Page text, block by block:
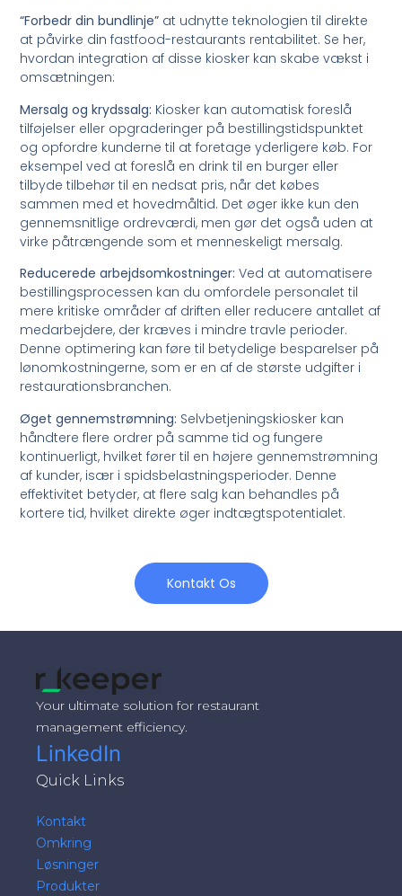
“Forbedr din bundlinje” at udnytte teknologien til direkte
at påvirke din fastfood-restaurants rentabilitet. Se her,
hvordan integration af disse kiosker kan skabe vækst i
omsætningen:
Mersalg og krydssalg: Kiosker kan automatisk foreslå
tilføjelser eller opgraderinger på bestillingstidspunktet
og opfordre kunderne til at foretage yderligere køb. For
eksempel ved at foreslå en drink til en burger eller
tilbyde tilbehør til en nedsat pris, når det købes
sammen med et hovedmåltid. Det øger ikke kun den
gennemsnitlige ordreværdi, men gør det også uden at
virke påtrængende som et menneskeligt mersalg.
Reducerede arbejdsomkostninger: Ved at automatisere
bestillingsprocessen kan du omfordele personalet til
mere kritiske områder af driften eller reducere antallet af
medarbejdere, der kræves i mindre travle perioder.
Denne optimering kan føre til betydelige besparelser på
lønomkostningerne, som er en af de største udgifter i
restaurationsbranchen.
Øget gennemstrømning: Selvbetjeningskiosker kan
håndtere flere ordrer på samme tid og fungere
kontinuerligt, hvilket fører til en højere gennemstrømning
af kunder, især i spidsbelastningsperioder. Denne
effektivitet betyder, at flere salg kan behandles på
kortere tid, hvilket direkte øger indtægtspotentialet.
Kontakt Os
Your ultimate solution for restaurant
management efficiency.
LinkedIn
Quick Links
Kontakt
Omkring
Løsninger
Produkter